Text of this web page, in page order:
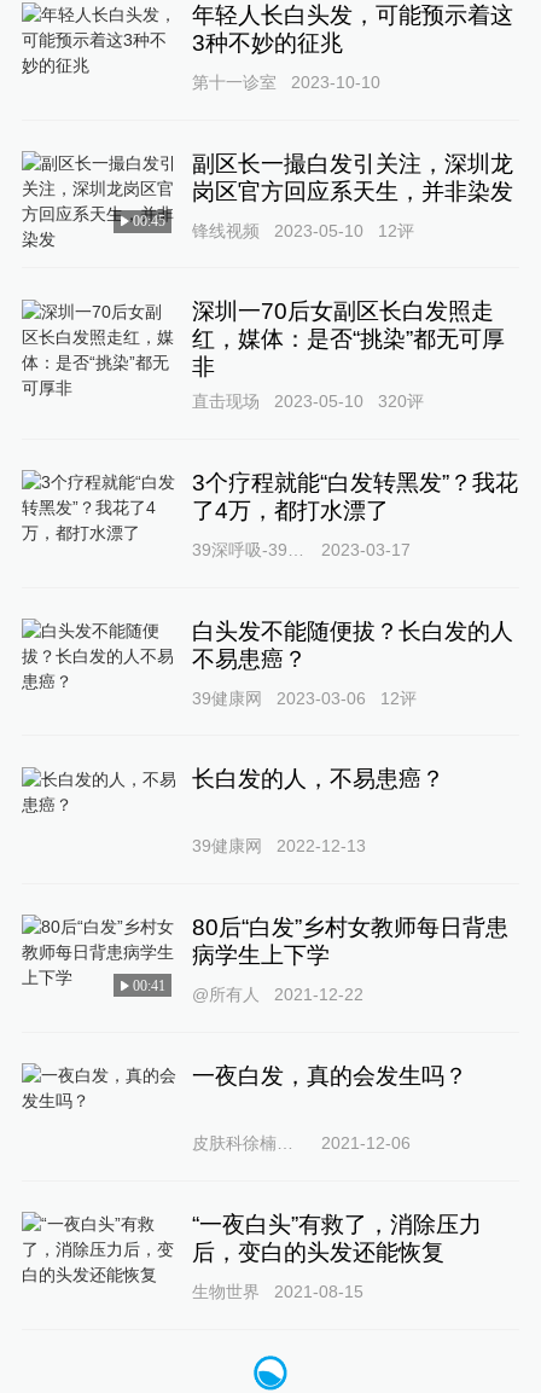
年轻人长白头发，可能预示着这
3种不妙的征兆
第十一诊室 2023-10-10
00:45
副区长一撮白发引关注，深圳龙
岗区官方回应系天生，并非染发
锋线视频 2023-05-10 12评
深圳一70后女副区长白发照走
红，媒体：是否“挑染”都无可厚
非
直击现场 2023-05-10 320评
3个疗程就能“白发转黑发”？我花
了4万，都打水漂了
2023-03-17
白头发不能随便拔？长白发的人
不易患癌？
39健康网 2023-03-06 12评
长白发的人，不易患癌？
39健康网 2022-12-13
00:41
80后“白发”乡村女教师每日背患
病学生上下学
@所有人 2021-12-22
一夜白发，真的会发生吗？
皮肤科徐楠医生 2021-12-06
“一夜白头”有救了，消除压力
后，变白的头发还能恢复
生物世界 2021-08-15